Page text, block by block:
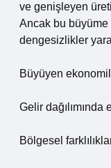
ve genişleyen
Ancak bu büyüme
dengesizlikler
Büyüyen
Gelir dağılımında
Bölgesel